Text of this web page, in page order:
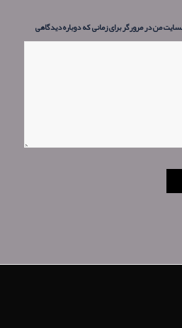
من در مرورگر برای زمانی که دوباره دیدگاهی